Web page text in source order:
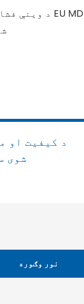
د کیفیت او
شوی
نور وګوره